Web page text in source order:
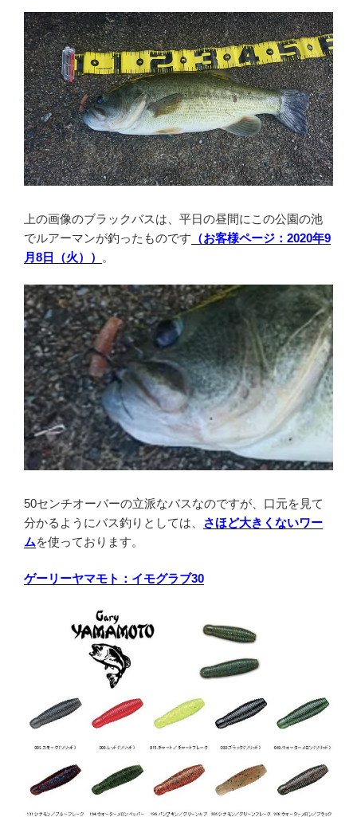
上の画像のブラックバスは、平日の昼間にこの公園の池
でルアーマンが釣ったものです （お客様ページ：2020年9
月8日（火））
。
50センチオーバーの立派なバスなのですが、口元を見て
分かるようにバス釣りとしては、
さほど大きくないワー
ムを使っております。
ゲーリーヤマモト：イモグラブ30